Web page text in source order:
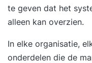
te geven dat het
alleen kan overzien.
In elke organisatie,
onderdelen die de